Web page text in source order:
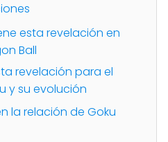
esta revelación en
Ball
revelación para el
y su evolución
la relación de Goku